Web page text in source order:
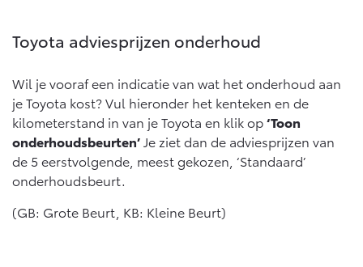
Toyota adviesprijzen onderhoud
Wil je vooraf een indicatie van wat het onderhoud aan
je Toyota kost? Vul hieronder het kenteken en de
kilometerstand in van je Toyota en klik op‘Toon
onderhoudsbeurten’Je ziet dan de adviesprijzen van
de 5 eerstvolgende, meest gekozen, ‘Standaard’
onderhoudsbeurt.
(GB: Grote Beurt, KB: Kleine Beurt)